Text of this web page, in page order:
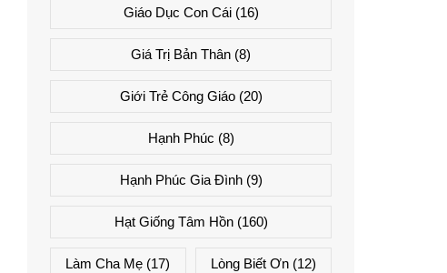
Giáo Dục Con Cái(16)
Giá Trị Bản Thân (8)
Giới Trẻ Công Giáo(20)
Hạnh Phúc (8)
Hạnh Phúc Gia Đình(9)
Hạt Giống Tâm Hồn(160)
Làm Cha Mẹ (17) Lòng Biết Ơn(12)